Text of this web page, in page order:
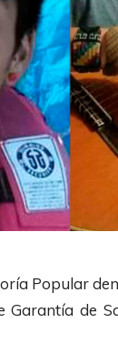
Popular
Garantía de